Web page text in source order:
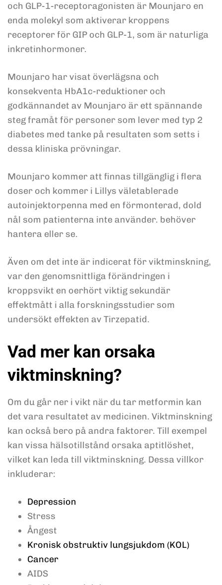
och GLP-1-receptoragonisten är Mounjaro en
enda molekyl som aktiverar kroppens
receptorer för GIP och GLP-1, som är naturliga
inkretinhormoner.
Mounjaro har visat överlägsna och
konsekventa HbA1c-reduktioner och
godkännandet av Mounjaro är ett spännande
steg framåt för personer som lever med typ 2
diabetes med tanke på resultaten som setts i
dessa kliniska prövningar.
Mounjaro kommer att finnas tillgänglig i flera
doser och kommer i Lillys väletablerade
autoinjektorpenna med en förmonterad, dold
nål som patienterna inte använder. behöver
hantera eller se.
Även om det inte är indicerat för viktminskning,
var den genomsnittliga förändringen i
kroppsvikt en oerhört viktig sekundär
effektmått i alla forskningsstudier som
undersökt effekten av Tirzepatid.
Vad mer kan orsaka
viktminskning?
Om du går ner i vikt när du tar metformin kan
det vara resultatet av medicinen. Viktminskning
kan också bero på andra faktorer. Till exempel
kan vissa hälsotillstånd orsaka aptitlöshet,
vilket kan leda till viktminskning. Dessa villkor
inkluderar:
Depression
Stress
Ångest
Kronisk obstruktiv lungsjukdom (KOL)
Cancer
AIDS